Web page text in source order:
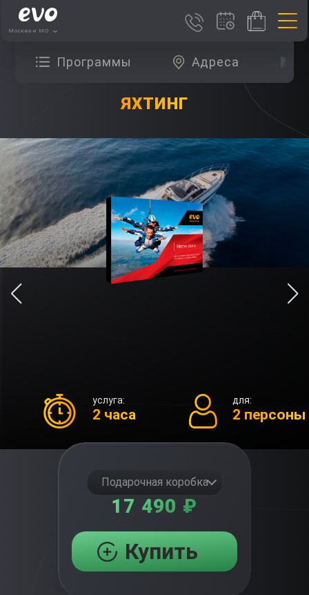
Москва и МО
Программы Адреса
ЯХТИНГ
услуга:
2 часа
для:
2 персоны
Подарочная коробка
17 490 ₽
Купить